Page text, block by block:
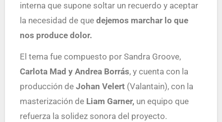
interna que supone soltar un recuerdo y aceptar
la necesidad de que dejemos marchar lo que
nos produce dolor.
El tema fue compuesto por Sandra Groove,
Carlota Mad y Andrea Borrás, y cuenta con la
producción de Johan Velert(Valantain), con la
masterización de Liam Garner,un equipo que
refuerza la solidez sonora del proyecto.